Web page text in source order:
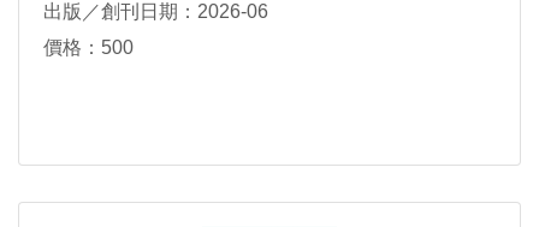
出版／創刊日期：2026-06
價格：500